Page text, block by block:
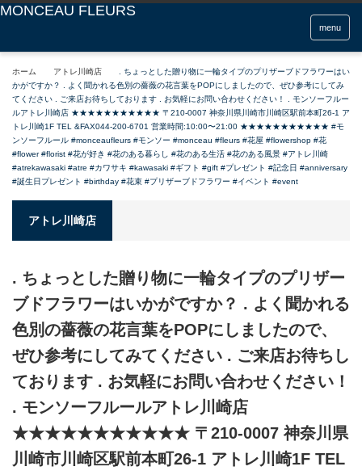
menu
ホーム アトレ川崎店
. ちょっとした贈り物に一輪タイプのプリザーブドフラワーはい
かがですか️？ . よく聞かれる色別の薔薇の花言葉をPOPにしましたので、ぜひ参考にしてみ
てください . ご来店お待ちしております . お気軽にお問い合わせください！ . モンソーフルー
ルアトレ川崎店 ★★★★★★★★★★★ 〒210-0007 神奈川県川崎市川崎区駅前本町26-1 ア
トレ川崎1F TEL &FAX044-200-6701 営業時間:10:00〜21:00 ★★★★★★★★★★★ #モ
ンソーフルール #monceaufleurs #モンソー #monceau #fleurs #花屋 #flowershop #花
#flower #florist #花が好き #花のある暮らし #花のある生活 #花のある風景 #アトレ川崎
#atrekawasaki #atre #カワサキ #kawasaki #ギフト #gift #プレゼント #記念日 #anniversary
#誕生日プレゼント #birthday #花束 #プリザーブドフラワー #イベント #event
アトレ川崎店
. ちょっとした贈り物に一輪タイプのプリザー
ブドフラワーはいかがですか️？ . よく聞かれる
色別の薔薇の花言葉をPOPにしましたので、
ぜひ参考にしてみてください . ご来店お待ちし
ております . お気軽にお問い合わせください！
. モンソーフルールアトレ川崎店
★★★★★★★★★★★ 〒210-0007 神奈川県
川崎市川崎区駅前本町26-1 アトレ川崎1F TEL